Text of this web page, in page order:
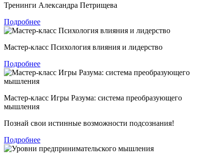
Тренинги Александра Петрищева
Подробнее
Мастер-класс Психология влияния и лидерство
Подробнее
Мастер-класс Игры Разума: система преобразующего
мышления
Познай свои истинные возможности подсознания!
Подробнее